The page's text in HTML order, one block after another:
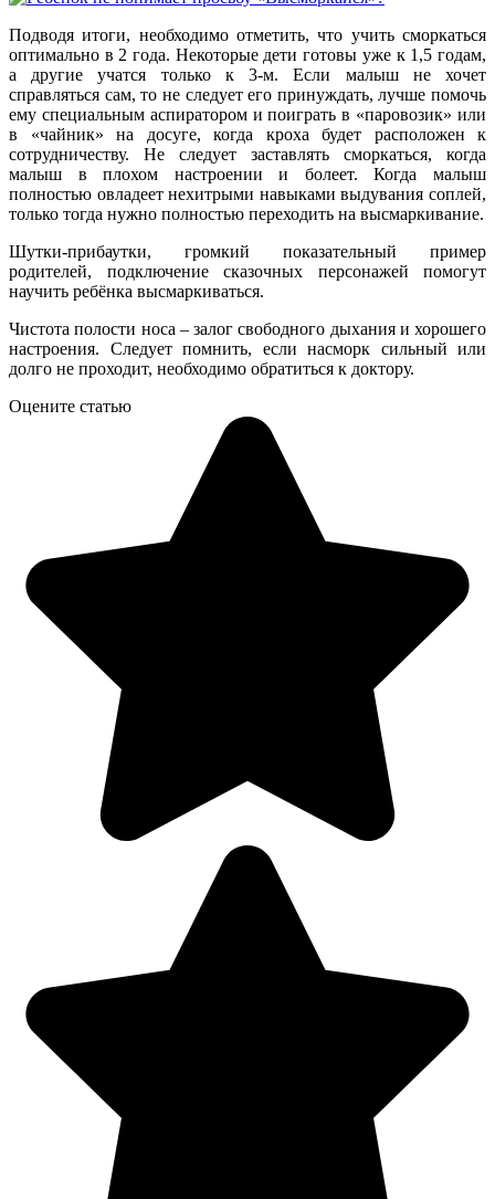
Подводя итоги, необходимо отметить, что учить сморкаться
оптимально в 2 года. Некоторые дети готовы уже к 1,5 годам,
а другие учатся только к 3-м. Если малыш не хочет
справляться сам, то не следует его принуждать, лучше помочь
ему специальным аспиратором и поиграть в «паровозик» или
в «чайник» на досуге, когда кроха будет расположен к
сотрудничеству. Не следует заставлять сморкаться, когда
малыш в плохом настроении и болеет. Когда малыш
полностью овладеет нехитрыми навыками выдувания соплей,
только тогда нужно полностью переходить на высмаркивание.
Шутки-прибаутки, громкий показательный пример
родителей, подключение сказочных персонажей помогут
научить ребёнка высмаркиваться.
Чистота полости носа – залог свободного дыхания и хорошего
настроения. Следует помнить, если насморк сильный или
долго не проходит, необходимо обратиться к доктору.
Оцените статью